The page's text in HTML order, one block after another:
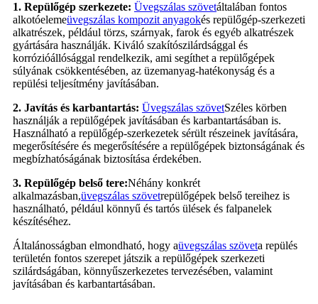
1. Repülőgép szerkezete: Üvegszálas szövetáltalában fontos
alkotóelemeüvegszálas kompozit anyagokés repülőgép-szerkezeti
alkatrészek, például törzs, szárnyak, farok és egyéb alkatrészek
gyártására használják. Kiváló szakítószilárdsággal és
korrózióállósággal rendelkezik, ami segíthet a repülőgépek
súlyának csökkentésében, az üzemanyag-hatékonyság és a
repülési teljesítmény javításában.
2. Javítás és karbantartás: Üvegszálas szövetSzéles körben
használják a repülőgépek javításában és karbantartásában is.
Használható a repülőgép-szerkezetek sérült részeinek javítására,
megerősítésére és megerősítésére a repülőgépek biztonságának és
megbízhatóságának biztosítása érdekében.
3. Repülőgép belső tere:Néhány konkrét
alkalmazásban,üvegszálas szövetrepülőgépek belső tereihez is
használható, például könnyű és tartós ülések és falpanelek
készítéséhez.
Általánosságban elmondható, hogy aüvegszálas szöveta repülés
területén fontos szerepet játszik a repülőgépek szerkezeti
szilárdságában, könnyűszerkezetes tervezésében, valamint
javításában és karbantartásában.